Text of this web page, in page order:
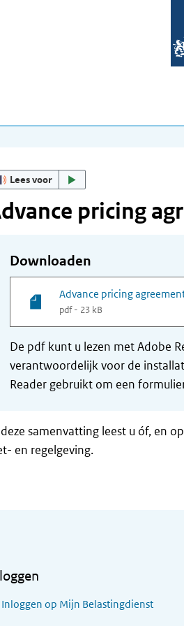
Lees voor
pricing
Downloaden
Advance pricing
pdf - 23 kB
De pdf kunt u lezen met Adobe
verantwoordelijk voor de
Reader gebruikt om een
samenvatting leest u óf, en
en regelgeving.
Inloggen op Mijn Belastingdienst